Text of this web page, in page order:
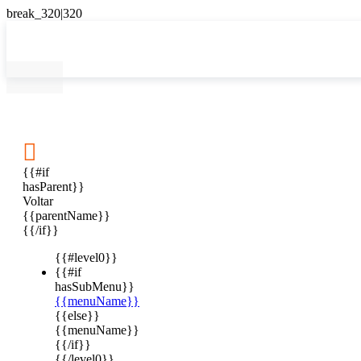

{{#if
hasParent}}
Voltar
{{parentName}}
{{/if}}
{{#level0}}
{{#if
hasSubMenu}}
{{menuName}}
{{else}}
{{menuName}}
{{/if}}